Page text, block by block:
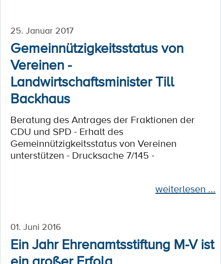
25. Januar 2017
Gemeinnützigkeitsstatus von
Vereinen -
Landwirtschaftsminister Till
Backhaus
Beratung des Antrages der Fraktionen der
CDU und SPD - Erhalt des
Gemeinnützigkeitsstatus von Vereinen
unterstützen - Drucksache 7/145 -
weiterlesen ...
01. Juni 2016
Ein Jahr Ehrenamtsstiftung M-V ist